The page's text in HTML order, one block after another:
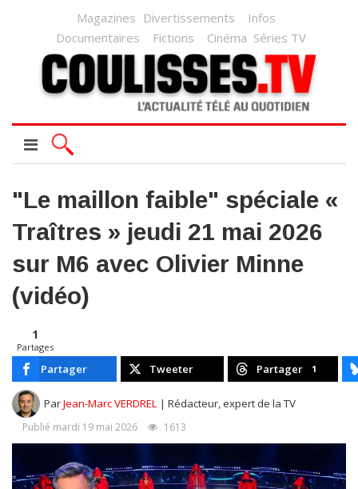
Magazines Divertissements
Infos
Documentaires
Fictions Cinéma Séries TV
"Le maillon faible" spéciale «
Traîtres » jeudi 21 mai 2026
sur M6 avec Olivier Minne
(vidéo)
1
Partages
Partager Tweeter Partager 1
ParJean-Marc VERDREL | Rédacteur, expert de la TV
Publié mardi 19 mai 2026 1613